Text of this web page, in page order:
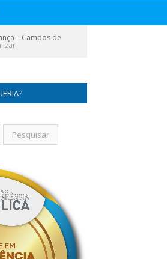
– Campos de